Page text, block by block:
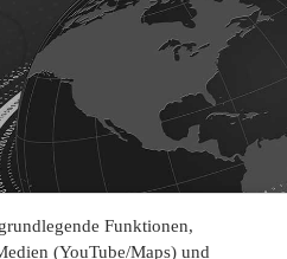
Funktionen,
(YouTube/Maps) und